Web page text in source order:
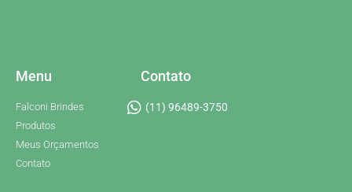
Menu
Falconi Brindes
Produtos
Meus Orçamentos
Contato
Contato
(11) 96489-3750